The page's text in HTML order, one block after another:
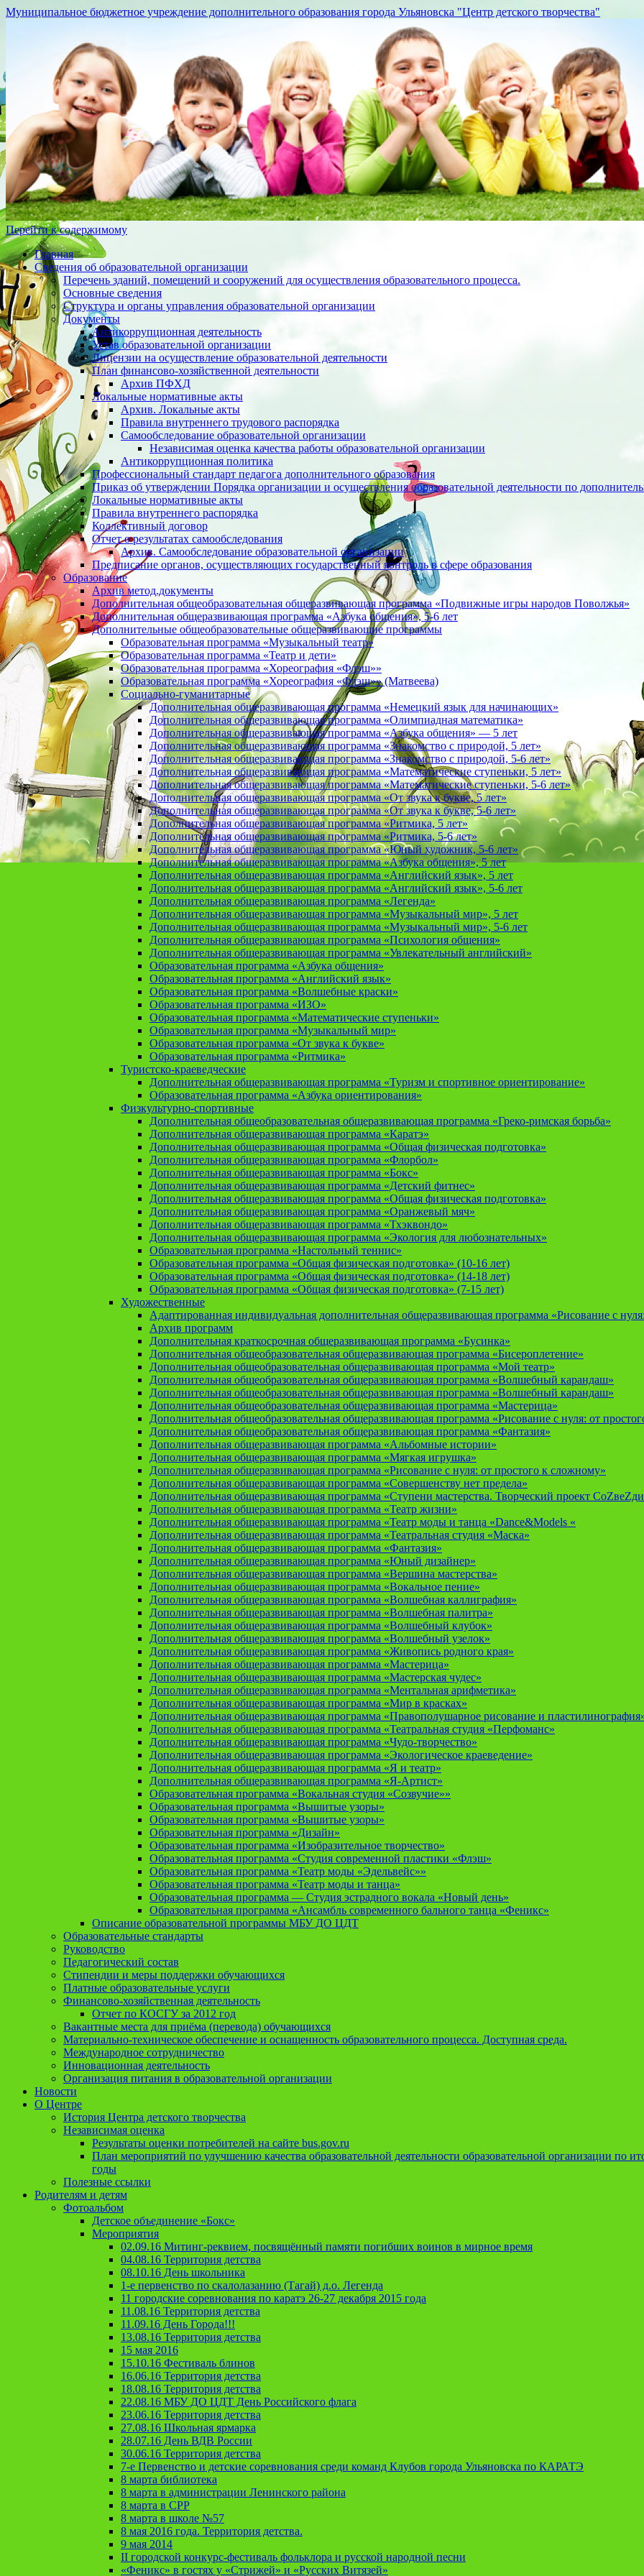
Муниципальное бюджетное учреждение дополнительного образования города Ульяновска "Центр детского творчества"
Перейти к содержимому
Главная
Сведения об образовательной организации
Перечень зданий, помещений и сооружений для осуществления образовательного процесса.
Основные сведения
Структура и органы управления образовательной организации
Документы
Антикоррупционная деятельность
Устав образовательной организации
Лицензии на осуществление образовательной деятельности
План финансово-хозяйственной деятельности
Архив ПФХД
Локальные нормативные акты
Архив. Локальные акты
Правила внутреннего трудового распорядка
Cамообследование образовательной организации
Независимая оценка качества работы образовательной организации
Антикоррупционная политика
Профессиональный стандарт педагога дополнительного образования
Приказ об утверждении Порядка организации и осуществления образовательной деятельности по
Локальные нормативные акты
Правила внутреннего распорядка
Коллективный договор
Отчет о результатах самообследования
Архив. Cамообследование образовательной организации
Предписание органов, осуществляющих государственный контроль в сфере образования
Образование
Архив метод.документы
Дополнительная общеобразовательная общеразвивающая программа «Подвижные игры народов Поволжья»
Дополнительная общеразвивающая программа «Азбука общения», 5-6 лет
Дополнительные общеобразовательные общеразвивающие программы
Образовательная программа «Музыкальный театр»
Образовательная программа «Театр и дети»
Образовательная программа «Хореография «Флэш»»
Образовательная программа «Хореография «Флэш»» (Матвеева)
Социально-гуманитарные
Дополнительная общеразвивающая программа «Немецкий язык для начинающих»
Дополнительная общеразвивающая программа «Олимпиадная математика»
Дополнительная общеразвивающая программа «Азбука общения» — 5 лет
Дополнительная общеразвивающая программа «Знакомство с природой, 5 лет»
Дополнительная общеразвивающая программа «Знакомство с природой, 5-6 лет»
Дополнительная общеразвивающая программа «Математические ступеньки, 5 лет»
Дополнительная общеразвивающая программа «Математические ступеньки, 5-6 лет»
Дополнительная общеразвивающая программа «От звука к букве, 5 лет»
Дополнительная общеразвивающая программа «От звука к букве, 5-6 лет»
Дополнительная общеразвивающая программа «Ритмика, 5 лет»
Дополнительная общеразвивающая программа «Ритмика, 5-6 лет»
Дополнительная общеразвивающая программа «Юный художник, 5-6 лет»
Дополнительная общеразвивающая программа «Азбука общения», 5 лет
Дополнительная общеразвивающая программа «Английский язык», 5 лет
Дополнительная общеразвивающая программа «Английский язык», 5-6 лет
Дополнительная общеразвивающая программа «Легенда»
Дополнительная общеразвивающая программа «Музыкальный мир», 5 лет
Дополнительная общеразвивающая программа «Музыкальный мир», 5-6 лет
Дополнительная общеразвивающая программа «Психология общения»
Дополнительная общеразвивающая программа «Увлекательный английский»
Образовательная программа «Азбука общения»
Образовательная программа «Английский язык»
Образовательная программа «Волшебные краски»
Образовательная программа «ИЗО»
Образовательная программа «Математические ступеньки»
Образовательная программа «Музыкальный мир»
Образовательная программа «От звука к букве»
Образовательная программа «Ритмика»
Туристско-краеведческие
Дополнительная общеразвивающая программа «Туризм и спортивное ориентирование»
Образовательная программа «Азбука ориентирования»
Физкультурно-спортивные
Дополнительная общеобразовательная общеразвивающая программа «Греко-римская борьба»
Дополнительная общеразвивающая программа «Каратэ»
Дополнительная общеразвивающая программа «Общая физическая подготовка»
Дополнительная общеразвивающая программа «Флорбол»
Дополнительная общеразвивающая программа «Бокс»
Дополнительная общеразвивающая программа «Детский фитнес»
Дополнительная общеразвивающая программа «Общая физическая подготовка»
Дополнительная общеразвивающая программа «Оранжевый мяч»
Дополнительная общеразвивающая программа «Тхэквондо»
Дополнительная общеразвивающая программа «Экология для любознательных»
Образовательная программа «Настольный теннис»
Образовательная программа «Общая физическая подготовка» (10-16 лет)
Образовательная программа «Общая физическая подготовка» (14-18 лет)
Образовательная программа «Общая физическая подготовка» (7-15 лет)
Художественные
Адаптированная индивидуальная дополнительная общеразвивающая программа «Рисование с
Архив программ
Дополнительная краткосрочная общеразвивающая программа «Бусинка»
Дополнительная общеобразовательная общеразвивающая программа «Бисероплетение»
Дополнительная общеобразовательная общеразвивающая программа «Мой театр»
Дополнительная общеобразовательная общеразвивающая программа «Волшебный карандаш»
Дополнительная общеобразовательная общеразвивающая программа «Волшебный карандаш»
Дополнительная общеобразовательная общеразвивающая программа «Мастерица»
Дополнительная общеобразовательная общеразвивающая программа «Рисование с нуля: от
Дополнительная общеобразовательная общеразвивающая программа «Фантазия»
Дополнительная общеразвивающая программа «Альбомные истории»
Дополнительная общеразвивающая программа «Мягкая игрушка»
Дополнительная общеразвивающая программа «Рисование с нуля: от простого к сложному»
Дополнительная общеразвивающая программа «Совершенству нет предела»
Дополнительная общеразвивающая программа «Ступени мастерства. Творческий проект
Дополнительная общеразвивающая программа «Театр жизни»
Дополнительная общеразвивающая программа «Театр моды и танца «Dance&Models «
Дополнительная общеразвивающая программа «Театральная студия «Маска»
Дополнительная общеразвивающая программа «Фантазия»
Дополнительная общеразвивающая программа «Юный дизайнер»
Дополнительная общеразвивающая программа «Вершина мастерства»
Дополнительная общеразвивающая программа «Вокальное пение»
Дополнительная общеразвивающая программа «Волшебная каллиграфия»
Дополнительная общеразвивающая программа «Волшебная палитра»
Дополнительная общеразвивающая программа «Волшебный клубок»
Дополнительная общеразвивающая программа «Волшебный узелок»
Дополнительная общеразвивающая программа «Живопись родного края»
Дополнительная общеразвивающая программа «Мастерица»
Дополнительная общеразвивающая программа «Мастерская чудес»
Дополнительная общеразвивающая программа «Ментальная арифметика»
Дополнительная общеразвивающая программа «Мир в красках»
Дополнительная общеразвивающая программа «Правополушарное рисование и
Дополнительная общеразвивающая программа «Театральная студия «Перфоманс»
Дополнительная общеразвивающая программа «Чудо-творчество»
Дополнительная общеразвивающая программа «Экологическое краеведение»
Дополнительная общеразвивающая программа «Я и театр»
Дополнительная общеразвивающая программа «Я-Артист»
Образовательная программа «Вокальная студия «Созвучие»»
Образовательная программа «Вышитые узоры»
Образовательная программа «Вышитые узоры»
Образовательная программа «Дизайн»
Образовательная программа «Изобразительное творчество»
Образовательная программа «Студия современной пластики «Флэш»
Образовательная программа «Театр моды «Эдельвейс»»
Образовательная программа «Театр моды и танца»
Образовательная программа — Студия эстрадного вокала «Новый день»
Образовательная программа «Ансамбль современного бального танца «Феникс»
Описание образовательной программы МБУ ДО ЦДТ
Образовательные стандарты
Руководство
Педагогический состав
Стипендии и меры поддержки обучающихся
Платные образовательные услуги
Финансово-хозяйственная деятельность
Отчет по КОСГУ за 2012 год
Вакантные места для приёма (перевода) обучающихся
Материально-техническое обеспечение и оснащенность образовательного процесса. Доступная среда.
Международное сотрудничество
Инновационная деятельность
Организация питания в образовательной организации
Новости
О Центре
История Центра детского творчества
Независимая оценка
Результаты оценки потребителей на сайте bus.gov.ru
План мероприятий по улучшению качества образовательной деятельности образовательной организации по
годы
Полезные ссылки
Родителям и детям
Фотоальбом
Детское объединение «Бокс»
Мероприятия
02.09.16 Митинг-реквием, посвящённый памяти погибших воинов в мирное время
04.08.16 Территория детства
08.10.16 День школьника
1-е первенство по скалолазанию (Тагай) д.о. Легенда
11 городские соревнования по каратэ 26-27 декабря 2015 года
11.08.16 Территория детства
11.09.16 День Города!!!
13.08.16 Территория детства
15 мая 2016
15.10.16 Фестиваль блинов
16.06.16 Территория детства
18.08.16 Территория детства
22.08.16 МБУ ДО ЦДТ День Российского флага
23.06.16 Территория детства
27.08.16 Школьная ярмарка
28.07.16 День ВДВ России
30.06.16 Территория детства
7-е Первенство и детские соревнования среди команд Клубов города Ульяновска по КАРАТЭ
8 марта библиотека
8 марта в администрации Ленинского района
8 марта в СРР
8 марта в школе №57
8 мая 2016 года. Территория детства.
9 мая 2014
II городской конкурс-фестиваль фольклора и русской народной песни
«Феникс» в гостях у «Стрижей» и «Русских Витязей»